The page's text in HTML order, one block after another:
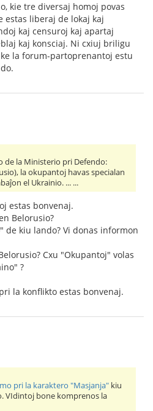
kie tre diversaj homoj povas
estas liberaj de lokaj kaj
kaj censuroj kaj apartaj
kaj konsciaj. Ni cxiuj briligu
la forum-partoprenantoj estu
de la Ministerio pri Defendo:
la okupantoj havas specialan
el Ukrainio. ... ...
estas bonvenaj.
Belorusio?
kiu lando? Vi donas informon
Cxu "Okupantoj" volas
?
la konflikto estas bonvenaj.
pri la karaktero "Masjanja" kiu
VIdintoj bone komprenos la